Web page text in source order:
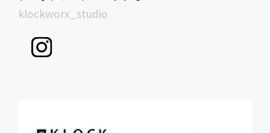
klockworx_studio